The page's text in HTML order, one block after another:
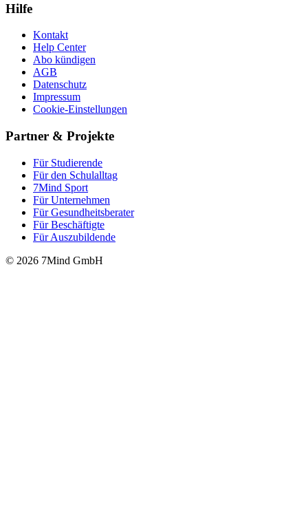
Hilfe
Kontakt
Help Center
Abo kündigen
AGB
Datenschutz
Impressum
Cookie-Einstellungen
Partner & Projekte
Für Stu­die­rende
Für den Schulalltag
7Mind Sport
Für Unter­neh­men
Für Gesund­heits­be­ra­ter
Für Beschäftigte
Für Auszubildende
© 2026 7Mind GmbH